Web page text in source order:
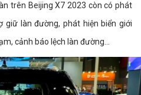
trên Beijing X7 2023 còn có phát
giữ làn đường, phát hiện biển giới
cảnh báo lệch làn đường...